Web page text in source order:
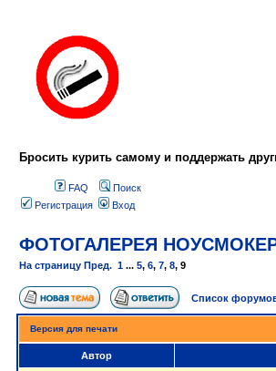
Бросить курить самому и поддержать
FAQ
Поиск
Регистрация
Вход
ФОТОГАЛЕРЕЯ
На страницу Пред. 1 ... 5, 6, 7, 8, 9
Список
Версия для печати
Автор